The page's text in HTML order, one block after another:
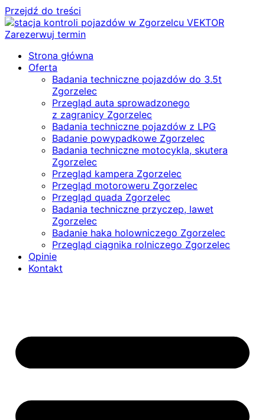
Przejdź do treści
Zarezerwuj termin
Strona główna
Oferta
Badania techniczne pojazdów do 3.5t
Zgorzelec
Przegląd auta sprowadzonego
z zagranicy Zgorzelec
Badania techniczne pojazdów z LPG
Badanie powypadkowe Zgorzelec
Badania techniczne motocykla, skutera
Zgorzelec
Przegląd kampera Zgorzelec
Przegląd motoroweru Zgorzelec
Przegląd quada Zgorzelec
Badania techniczne przyczep, lawet
Zgorzelec
Badanie haka holowniczego Zgorzelec
Przegląd ciągnika rolniczego Zgorzelec
Opinie
Kontakt